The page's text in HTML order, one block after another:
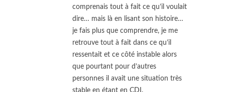
comprenais tout à fait ce qu’il voulait
dire… mais là en lisant son histoire…
je fais plus que comprendre, je me
retrouve tout à fait dans ce qu’il
ressentait et ce côté instable alors
que pourtant pour d’autres
personnes il avait une situation très
stable en étant en CDI.